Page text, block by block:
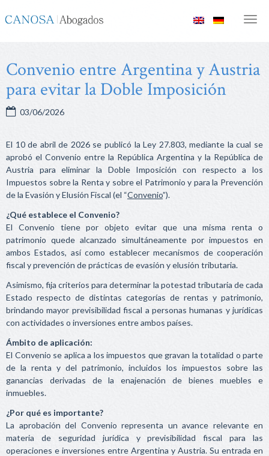
Canosa
Convenio entre Argentina y Austria
para evitar la Doble Imposición
03/06/2026
El 10 de abril de 2026 se publicó la Ley 27.803, mediante la cual se
aprobó el Convenio entre la República Argentina y la República de
Austria para eliminar la Doble Imposición con respecto a los
Impuestos sobre la Renta y sobre el Patrimonio y para la Prevención
de la Evasión y Elusión Fiscal (el “Convenio”).
¿Qué establece el Convenio?
El Convenio tiene por objeto evitar que una misma renta o
patrimonio quede alcanzado simultáneamente por impuestos en
ambos Estados, así como establecer mecanismos de cooperación
fiscal y prevención de prácticas de evasión y elusión tributaria.
Asimismo, fija criterios para determinar la potestad tributaria de cada
Estado respecto de distintas categorías de rentas y patrimonio,
brindando mayor previsibilidad fiscal a personas humanas y jurídicas
con actividades o inversiones entre ambos países.
Ámbito de aplicación:
El Convenio se aplica a los impuestos que gravan la totalidad o parte
de la renta y del patrimonio, incluidos los impuestos sobre las
ganancias derivadas de la enajenación de bienes muebles e
inmuebles.
¿Por qué es importante?
La aprobación del Convenio representa un avance relevante en
materia de seguridad jurídica y previsibilidad fiscal para las
operaciones e inversiones entre Argentina y Austria. Su entrada en